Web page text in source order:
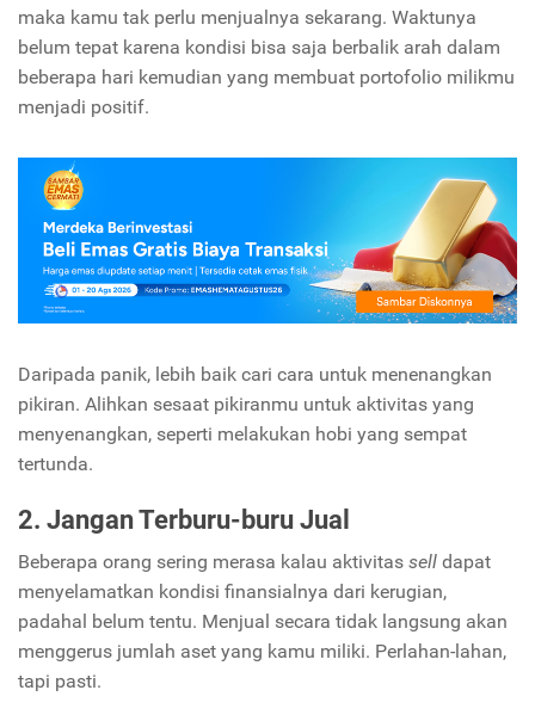
maka kamu tak perlu menjualnya sekarang. Waktunya
belum tepat karena kondisi bisa saja berbalik arah dalam
beberapa hari kemudian yang membuat portofolio milikmu
menjadi positif.
Daripada panik, lebih baik cari cara untuk menenangkan
pikiran. Alihkan sesaat pikiranmu untuk aktivitas yang
menyenangkan, seperti melakukan hobi yang sempat
tertunda.
2. Jangan Terburu-buru Jual
Beberapa orang sering merasa kalau aktivitas sell dapat
menyelamatkan kondisi finansialnya dari kerugian,
padahal belum tentu. Menjual secara tidak langsung akan
menggerus jumlah aset yang kamu miliki. Perlahan-lahan,
tapi pasti.